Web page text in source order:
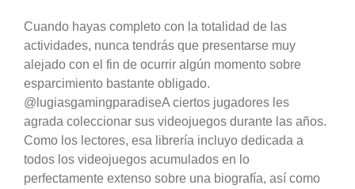
Cuando hayas completo con la totalidad de las
actividades, nunca tendrás que presentarse muy
alejado con el fin de ocurrir algún momento sobre
esparcimiento bastante obligado.
@lugiasgamingparadiseA ciertos jugadores les
agrada coleccionar sus videojuegos durante las años.
Como los lectores, esa librería incluyo dedicada a
todos los videojuegos acumulados en lo
perfectamente extenso sobre una biografía, así­ como